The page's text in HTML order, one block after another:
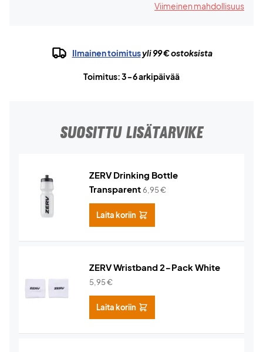
Viimeinen mahdollisuus
Ilmainen toimitusyli 99 € ostoksista
Toimitus: 3-6 arkipäivää
SUOSITTU LISÄTARVIKE
ZERV Drinking Bottle
Transparent6,95€
Laita koriin
ZERV Wristband 2-Pack White
5,95€
Laita koriin